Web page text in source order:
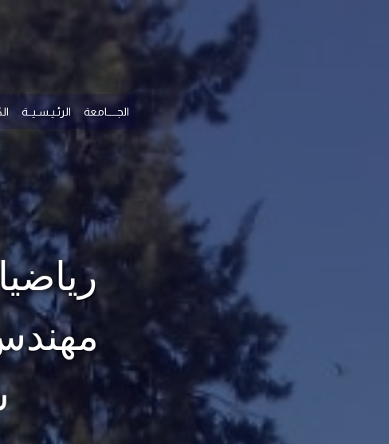
الجــــامعة الرئـيـسـيــة